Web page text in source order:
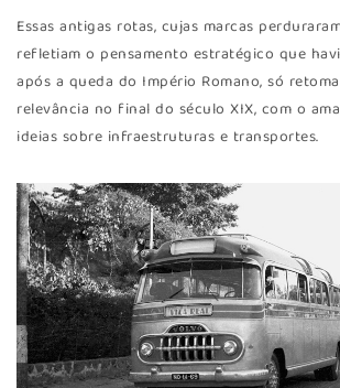
Essas antigas rotas, cujas marcas
refletiam o pensamento estratégico que
após a queda do Império Romano, só
relevância no final do século XIX, com o
ideias sobre infraestruturas e transportes.